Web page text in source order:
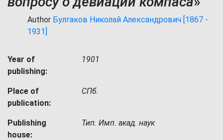
Author Булгаков Николай Александрович [1867 -
1931]
Year of
publishing:
1901
Place of
publication:
СПб.
Publishing
house:
Тип. Имп. акад. наук